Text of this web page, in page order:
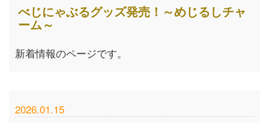
べじにゃぶるグッズ発売！～めじるしチャ
ーム～
新着情報のページです。
2026.01.15